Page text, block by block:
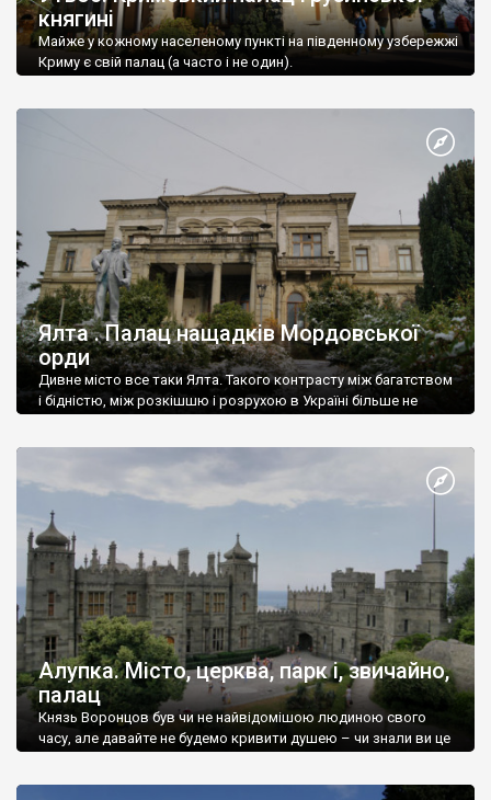
княгині
Майже у кожному населеному пункті на південному узбережжі
Криму є свій палац (а часто і не один).
Ялта . Палац нащадків Мордовської
орди
Дивне місто все таки Ялта. Такого контрасту між багатством
і бідністю, між розкішшю і розрухою в Україні більше не
Алупка. Місто, церква, парк і, звичайно,
палац
Князь Воронцов був чи не найвідомішою людиною свого
часу, але давайте не будемо кривити душею – чи знали ви це